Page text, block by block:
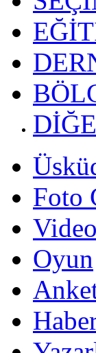
Foto
Video
Oyun